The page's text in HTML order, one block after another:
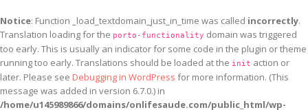
Notice: Function _load_textdomain_just_in_time was called incorrectly.
Translation loading for the porto-functionality domain was triggered
too early. This is usually an indicator for some code in the plugin or theme
running too early. Translations should be loaded at the init action or
later. Please see Debugging in WordPress for more information. (This
message was added in version 6.7.0.) in
/home/u145989866/domains/onlifesaude.com/public_html/wp-